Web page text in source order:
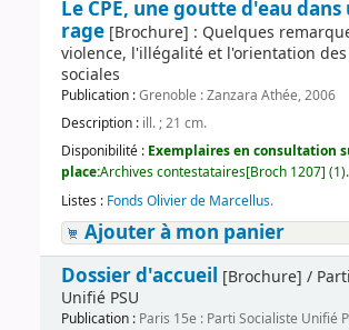
Le CPE, une goutte d'eau dans
rage[Brochure] : Quelques
violence, l'illégalité et l'orientation
sociales
Publication :Grenoble : Zanzara Athée, 2006
Description : ill. ; 21 cm.
Disponibilité : Exemplaires en consultation
place:Archives contestataires[Broch 1207] (1).
Listes : Fonds Olivier de Marcellus.
Ajouter à mon panier
Dossier d'accueil [Brochure] /
Unifié PSU
Publication : Paris 15e : Parti Socialiste Unifié